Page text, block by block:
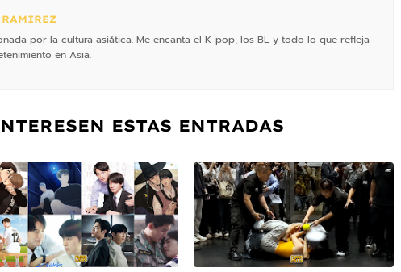
por la cultura asiática. Me encanta el K-pop, los BL y todo lo que refleja
en Asia.
ESTAS ENTRADAS